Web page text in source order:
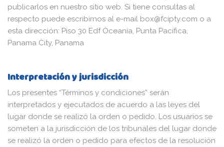
publicarlos en nuestro sitio web. Si tiene consultas al
respecto puede escribirnos al e-mail box@fcipty.com o a
esta dirección: Piso 30 Edf Oceanía, Punta Pacífica,
Panama City, Panama
Interpretación y jurisdicción
Los presentes “Términos y condiciones” serán
interpretados y ejecutados de acuerdo a las leyes del
lugar donde se realizó la orden o pedido. Los usuarios se
someten a la jurisdicción de los tribunales del lugar donde
se realizó la orden o pedido para efectos de la resolución